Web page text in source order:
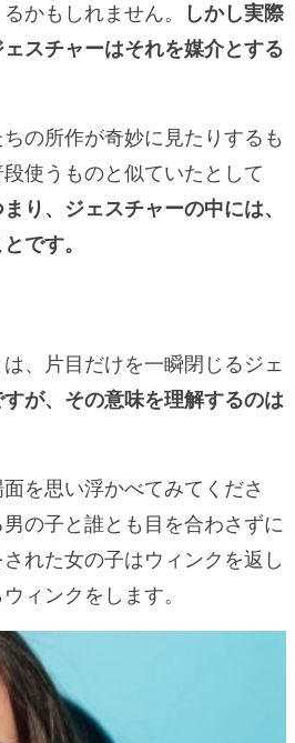
かもしれません。
しかし実際
スチャーはそれを媒介とする
の所作が奇妙に見たりするも
使うものと似ていたとして
り、ジェスチャーの中には、
です。
、片目だけを一瞬閉じるジェ
が、その意味を理解するのは
を思い浮かべてみてくださ
の子と誰とも目を合わさずに
れた女の子はウィンクを返し
ィンクをします。